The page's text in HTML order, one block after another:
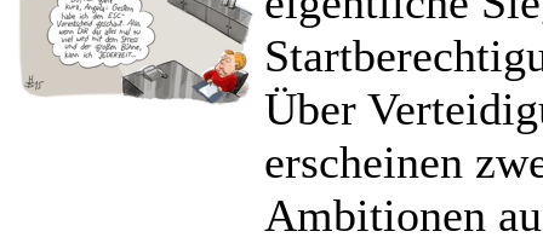
Über
erscheinen
Ambitionen